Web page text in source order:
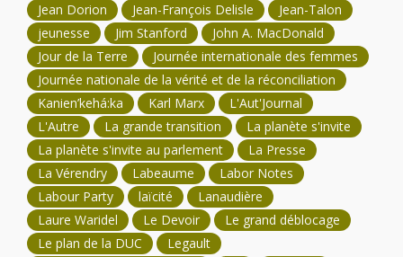
Jean Dorion
Jean-François Delisle
Jean-Talon
jeunesse
Jim Stanford
John A. MacDonald
Jour de la Terre
Journée internationale des femmes
Journée nationale de la vérité et de la réconciliation
Kanien’kehá:ka
Karl Marx
L'Aut'Journal
L'Autre
La grande transition
La planète s'invite
La planète s'invite au parlement
La Presse
La Vérendry
Labeaume
Labor Notes
Labour Party
laïcité
Lanaudière
Laure Waridel
Le Devoir
Le grand déblocage
Le plan de la DUC
Legault